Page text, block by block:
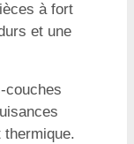
à fort
et une
couches